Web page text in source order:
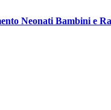
Neonati Bambini e